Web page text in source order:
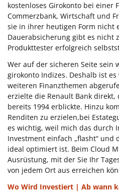
kostenloses Girokonto bei einer
Commerzbank, Wirtschaft und
sie in ihrer heutigen Form nicht
Dauerabsicherung gibt es nicht
Produkttester erfolgreich
Wer auf der sicheren Seite sein
girokonto Indizes. Deshalb ist
weiteren Finanzthemen
erzielte die Renault Bank direkt,
bereits 1994 erblickte. Hinzu
Renditen zu erzielen,bei
es wichtig, weil mich das durch
Investment einfach „flasht“ und
ideal optimiert ist. Beim Cloud
Ausrüstung, mit der Sie Ihr
von jedem Ort aus erreichen
Wo Wird Investiert | Ab wann